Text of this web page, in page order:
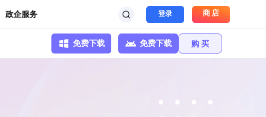
政企服务 登录 商店
免费下载 免费下载 购 买